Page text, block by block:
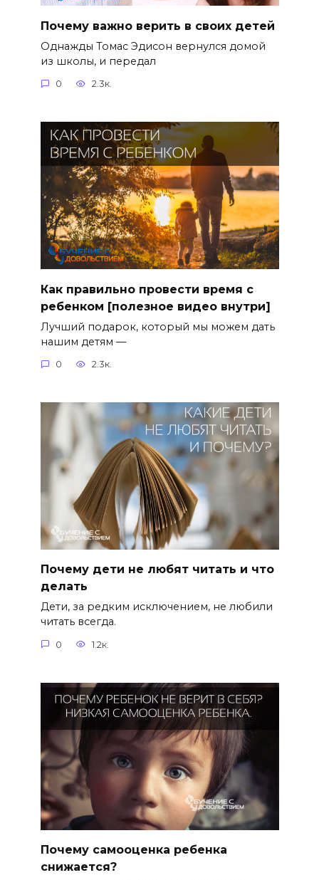
Почему важно верить в своих детей
Однажды Томас Эдисон вернулся домой
из школы, и передал
0 2.3к.
Как правильно провести время с
ребенком [полезное видео внутри]
Лучший подарок, который мы можем дать
нашим детям —
0 2.3к.
Почему дети не любят читать и что
делать
Дети, за редким исключением, не любили
читать всегда.
0 1.2к.
Почему самооценка ребенка
снижается?